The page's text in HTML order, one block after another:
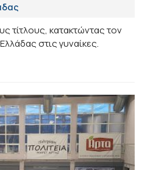
τίτλους, κατακτώντας τον
στις γυναίκες.